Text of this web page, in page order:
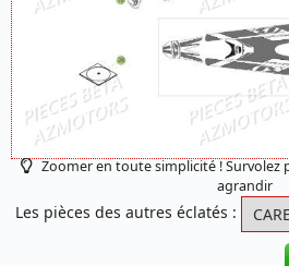
Zoomer en toute simplicité ! Survolez
agrandir
Les pièces des autres éclatés :